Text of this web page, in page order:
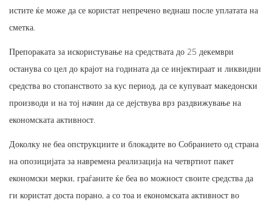
истите ќе може да се користат непречено веднаш после уплатата на
сметка.
Препораката за искористување на средствата до 25 декември
останува со цел до крајот на годината да се инјектираат и ликвидни
средства во стопанството за кус период, да се купуваат македонски
производи и на тој начин да се дејствува врз раздвижување на
економската активност.
Доколку не беа опструкциите и блокадите во Собранието од страна
на опозицијата за навремена реализација на четвртиот пакет
економски мерки, граѓаните ќе беа во можност своите средства да
ги користат доста порано, а со тоа и економската активност во